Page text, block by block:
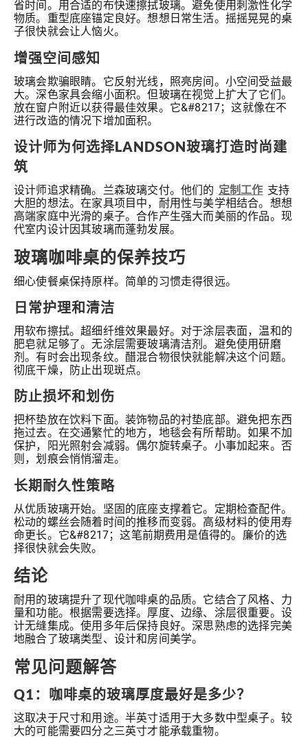
省时间。用合适的布快速擦拭玻璃。避免使用刺激性化学
物质。重型底座锚定良好。想想日常生活。摇摇晃晃的桌
子很快就会让人恼火。
增强空间感知
玻璃会欺骗眼睛。它反射光线，照亮房间。小空间受益最
大。深色家具会缩小面积。但玻璃在视觉上扩大了它们。
放在窗户附近以获得最佳效果。它&#8217；这就像在不
进行改造的情况下增加面积。
设计师为何选择LANDSON玻璃打造时尚建
筑
设计师追求精确。兰森玻璃交付。他们的 定制工作 支持
大胆的想法。在家具项目中，耐用性与美学相结合。想想
高端家庭中光滑的桌子。合作产生强大而美丽的作品。现
代室内设计因其玻璃而蓬勃发展。
玻璃咖啡桌的保养技巧
细心使餐桌保持原样。简单的习惯走得很远。
日常护理和清洁
用软布擦拭。超细纤维效果最好。对于涂层表面，温和的
肥皂就足够了。无涂层需要玻璃清洁剂。避免使用研磨
剂。有时会出现条纹。醋混合物很快就能解决这个问题。
彻底干燥，防止出现斑点。
防止损坏和划伤
把杯垫放在饮料下面。装饰物品的衬垫底部。避免把东西
拖过去。在交通繁忙的地方，地毯会有所帮助。如果不加
保护，阳光照射会减弱。偶尔旋转桌子。小事加起来。否
则，划痕会悄悄溜走。
长期耐久性策略
从优质玻璃开始。坚固的底座支撑着它。定期检查配件。
松动的螺丝会随着时间的推移而变弱。高级材料的使用寿
命更长。它&#8217；这笔前期费用是值得的。廉价的选
择很快就会失败。
结论
耐用的玻璃提升了现代咖啡桌的品质。它结合了风格、力
量和功能。根据需要选择。厚度、边缘、涂层很重要。设
计无缝集成。使用多年后保持良好。深思熟虑的选择完美
地融合了玻璃类型、设计和房间美学。
常见问题解答
Q1：咖啡桌的玻璃厚度最好是多少？
这取决于尺寸和用途。半英寸适用于大多数中型桌子。较
大的可能需要四分之三英寸才能承载重物。